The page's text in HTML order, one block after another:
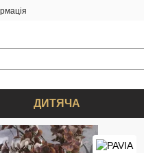
ДИТЯЧА